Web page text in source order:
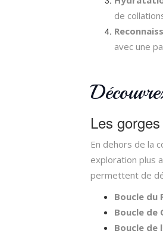
de
avec une
Les
En dehors de la
exploration plus
permettent de
Boucle du
Boucle de
Boucle de